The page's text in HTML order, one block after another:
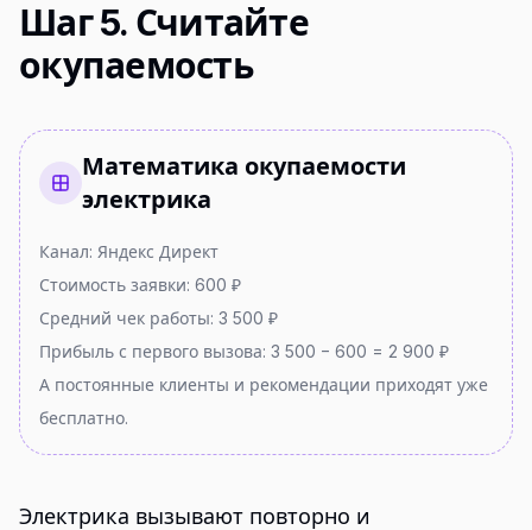
Шаг 5. Считайте
окупаемость
Математика окупаемости
электрика
Канал: Яндекс Директ
Стоимость заявки: 600 ₽
Средний чек работы: 3 500 ₽
Прибыль с первого вызова: 3 500 − 600 = 2 900 ₽
А постоянные клиенты и рекомендации приходят уже
бесплатно.
Электрика вызывают повторно и